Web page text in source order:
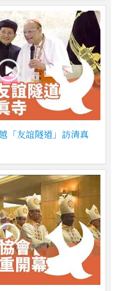
「友誼隧道」訪清真